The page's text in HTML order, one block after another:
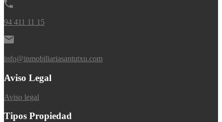
94 411 11 15
info@inmobiliariasantutxu.com
Aviso Legal
Aviso legal
Tipos Propiedad